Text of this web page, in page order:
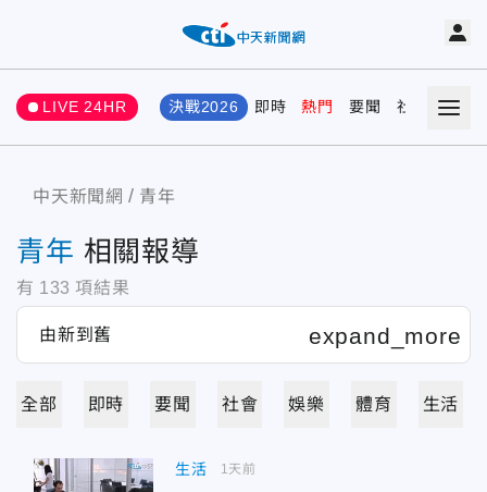
LIVE 24HR 決戰2026 即時 熱門 要聞 社會 娛樂
中天新聞網 青年
青年 相關報導
有 133 項結果
全部 即時 要聞 社會 娛樂 體育 生活
生活 1天前